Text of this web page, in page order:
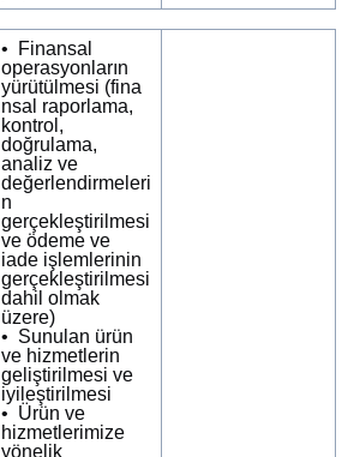
• Finansal
operasyonların
yürütülmesi (fina
nsal raporlama,
kontrol,
doğrulama,
analiz ve
değerlendirmeleri
n
gerçekleştirilmesi
ve ödeme ve
iade işlemlerinin
gerçekleştirilmesi
dahil olmak
üzere)
• Sunulan ürün
ve hizmetlerin
geliştirilmesi ve
iyileştirilmesi
• Ürün ve
hizmetlerimize
yönelik